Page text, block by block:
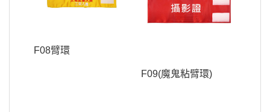
F08臂環
F09(魔鬼粘臂環)